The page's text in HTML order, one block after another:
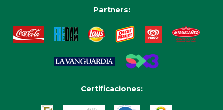
Partners:
Certificaciones: